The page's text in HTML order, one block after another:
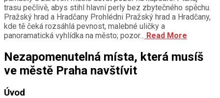
trasu pečlivě, abys stihl hlavní perly bez zbytečného spěchu.
Pražský hrad a Hradčany Prohlédni Pražský hrad a Hradčany,
kde tě čeká rozsáhlá pevnost, malebné uličky a
panoramatická vyhlídka na město; pozor... Read More
Nezapomenutelná místa, která musíš
ve městě Praha navštívit
Úvod